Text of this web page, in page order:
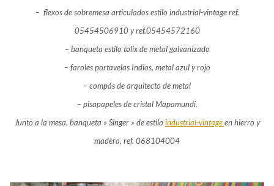
– flexos de sobremesa articulados estilo industrial-vintage ref.
05454506910 y ref.05454572160
– banqueta estilo tolix de metal galvanizado
– faroles portavelas Indios, metal azul y rojo
– compás de arquitecto de metal
– pisapapeles de cristal Mapamundi.
Junto a la mesa, banqueta » Singer » de estilo industrial-vintageen hierro y
madera, ref. 068104004